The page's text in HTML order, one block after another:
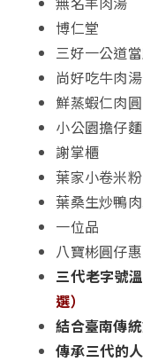
博仁堂
三好一公道
尚好吃牛肉湯
鮮蒸蝦仁肉圓
小公園擔仔麵
謝掌櫃
葉家小卷米粉
葉桑生炒鴨
一位品
八寶彬圓仔惠
三代老字號
選）
結合臺南傳
傳承三代的